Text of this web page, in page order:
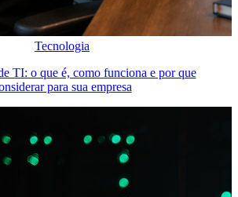
Tecnologia
TI: o que é, como funciona e por que
para sua empresa